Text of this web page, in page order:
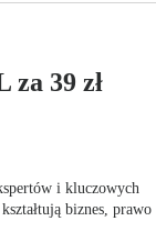
za 39 zł
i kluczowych
biznes, prawo